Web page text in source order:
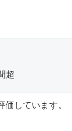
超
しています。